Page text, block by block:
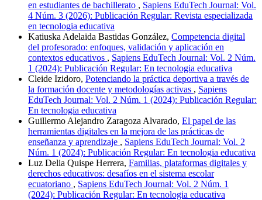
en estudiantes de bachillerato , Sapiens EduTech Journal: Vol.
4 Núm. 3 (2026): Publicación Regular: Revista especializada
en tecnologia educativa
Katiuska Adelaida Bastidas González, Competencia digital
del profesorado: enfoques, validación y aplicación en
contextos educativos , Sapiens EduTech Journal: Vol. 2 Núm.
1 (2024): Publicación Regular: En tecnologia educativa
Cleide Izidoro, Potenciando la práctica deportiva a través de
la formación docente y metodologías activas , Sapiens
EduTech Journal: Vol. 2 Núm. 1 (2024): Publicación Regular:
En tecnologia educativa
Guillermo Alejandro Zaragoza Alvarado, El papel de las
herramientas digitales en la mejora de las prácticas de
enseñanza y aprendizaje , Sapiens EduTech Journal: Vol. 2
Núm. 1 (2024): Publicación Regular: En tecnologia educativa
Luz Delia Quispe Herrera, Familias, plataformas digitales y
derechos educativos: desafíos en el sistema escolar
ecuatoriano , Sapiens EduTech Journal: Vol. 2 Núm. 1
(2024): Publicación Regular: En tecnologia educativa